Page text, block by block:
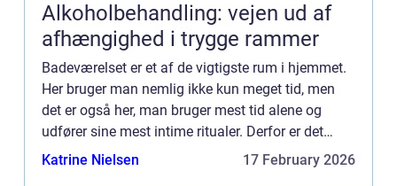
Alkoholbehandling: vejen ud af
afhængighed i trygge rammer
Badeværelset er et af de vigtigste rum i hjemmet.
Her bruger man nemlig ikke kun meget tid, men
det er også her, man bruger mest tid alene og
udfører sine mest intime ritualer. Derfor er det
vigtigt for ens livskvalitet og funktionaliteten i
Katrine Nielsen 17 February 2026